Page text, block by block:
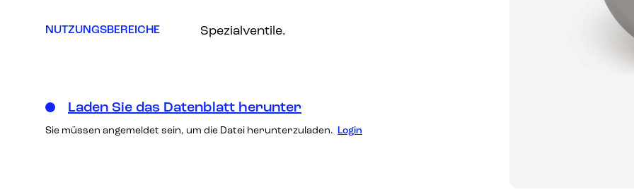
NUTZUNGSBEREICHE Spezialventile.
Laden Sie das Datenblatt herunter
Sie müssen angemeldet sein, um die Datei herunterzuladen. Login